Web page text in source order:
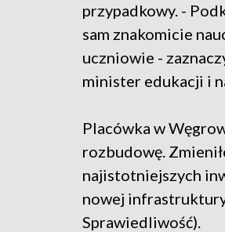
przypadkowy. -
sam znakomicie
uczniowie -
minister edukacji i
Placówka w
rozbudowę.
najistotniejszych
nowej
Sprawiedliwość).